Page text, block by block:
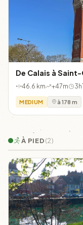
De Calais à
46.6 km +47m
MEDIUM à 178 m
À PIED(2)